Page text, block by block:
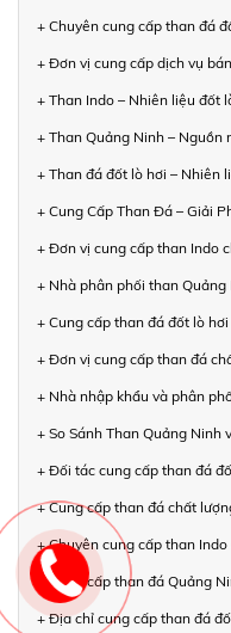
+ Chuyên cung cấp than đá
+ Đơn vị cung cấp dịch vụ
+ Than Indo – Nhiên liệu đốt
+ Than Quảng Ninh –
+ Than đá đốt lò hơi – Nhiên
+ Cung Cấp Than Đá – Giải
+ Đơn vị cung cấp than Indo
+ Nhà phân phối than
+ Cung cấp than đá đốt lò
+ Đơn vị cung cấp than đá
+ Nhà nhập khẩu và phân
+ So Sánh Than Quảng Ninh
+ Đối tác cung cấp than đá
+ Cung cấp than đá chất
+ Chuyên cung cấp than
+ Cung cấp than đá Quảng
+ Địa chỉ cung cấp than đá